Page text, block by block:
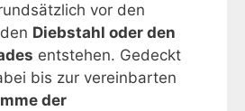
vor den
Diebstahl oder den
entstehen. Gedeckt
bis zur vereinbarten
der